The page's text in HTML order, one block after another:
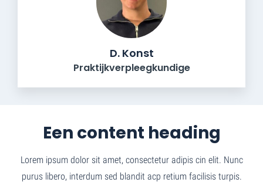
D. Konst
Praktijkverpleegkundige
Een content heading
Lorem ipsum dolor sit amet, consectetur adipis cin elit. Nunc
purus libero, interdum sed blandit acp retium facilisis turpis.